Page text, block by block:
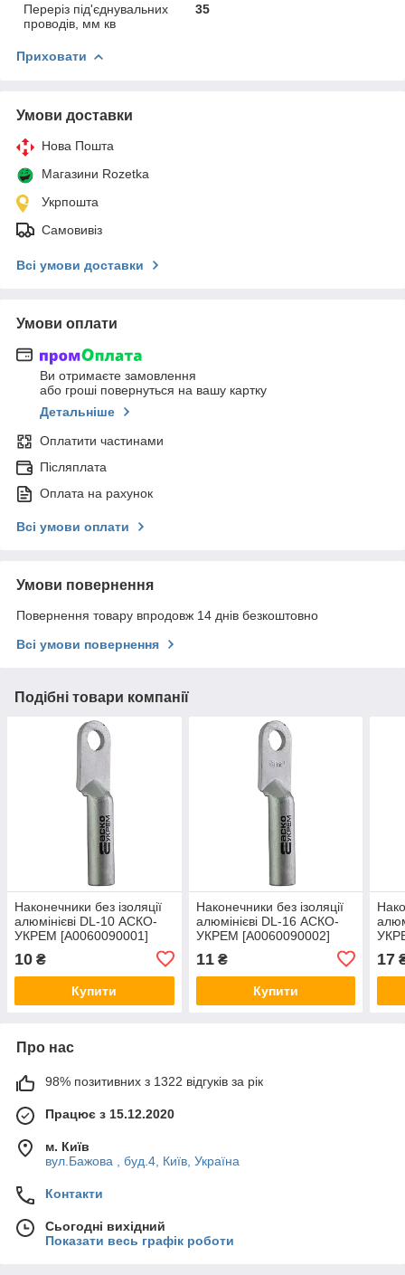
Переріз під'єднувальних
проводів, мм кв
35
Приховати
Умови доставки
Нова Пошта
Магазини Rozetka
Укрпошта
Самовивіз
Всі умови доставки
Умови оплати
Ви отримаєте замовлення
або гроші повернуться на вашу картку
Детальніше
Оплатити частинами
Післяплата
Оплата на рахунок
Всі умови оплати
Умови повернення
Повернення товару впродовж 14 днів безкоштовно
Всі умови повернення
Подібні товари компанії
Наконечники без ізоляції
алюмінієві DL-10 АСКО-
УКРЕМ [A0060090001]
10 ₴
Купити
Наконечники без ізоляції
алюмінієві DL-16 АСКО-
УКРЕМ [A0060090002]
11₴
Купити
17
Про нас
98% позитивних з 1322 відгуків за рік
Працює з 15.12.2020
м. Київ
вул.Бажова , буд.4, Київ, Україна
Контакти
Сьогодні вихідний
Показати весь графік роботи